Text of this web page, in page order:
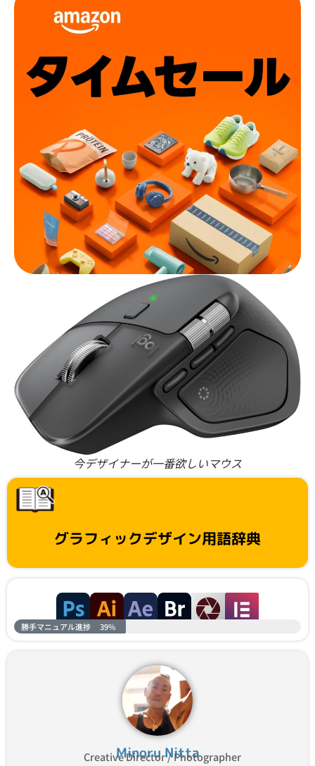
今デザイナーが一番欲しいマウス
グラフィックデザイン用語辞典
勝手マニュアル進捗 39%
Minoru Nitta
Creative Director / Photographer